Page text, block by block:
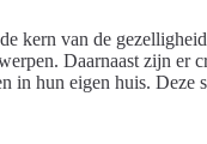
kern van de
Daarnaast zijn er
in hun eigen huis. Deze